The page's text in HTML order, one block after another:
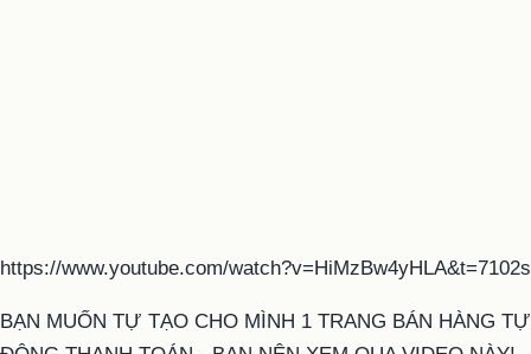
https://www.youtube.com/watch?v=HiMzBw4yHLA&t=7102s
BẠN MUỐN TỰ TẠO CHO MÌNH 1 TRANG BÁN HÀNG TỰ